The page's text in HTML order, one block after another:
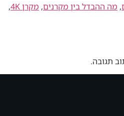
, מה ההבדל בין מקרנים, מקרן 4K
,
תגובה.